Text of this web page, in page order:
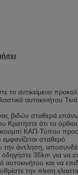
το αντικείμενο
αυτοκινήτου
βιδών σταθερά
Κρατήστε ότι το
κουμπί ΚΑΠ-Τύπου
σταθερό.
την άντληση,
35km για να
αυτοκινήτου και να
την πίεση